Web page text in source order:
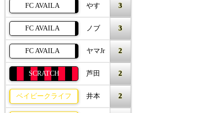
FC AVAILA やす 3
FC AVAILA ノブ 3
FC AVAILA ヤマJr 2
SCRATCH 芦田 2
ベイビークライフ 井本 2